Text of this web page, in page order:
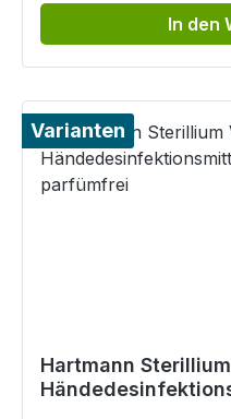
In den
Varianten
Hartmann